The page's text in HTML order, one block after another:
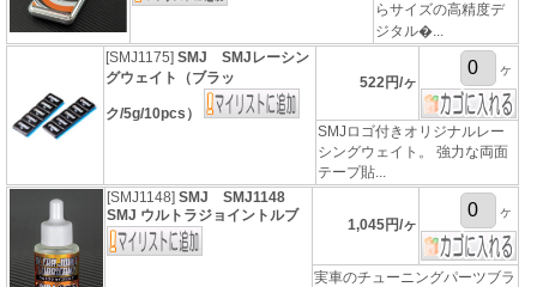
らサイズの高精度デ
ジタル�...
[SMJ1175]SMJ SMJレーシン
グウェイト（ブラッ
ク/5g/10pcs）
522円/ヶ
ヶ
SMJロゴ付きオリジナルレー
シングウェイト。 強力な両面
テープ貼...
[SMJ1148]SMJ SMJ1148
SMJ ウルトラジョイントルブ
1,045円/ヶ
ヶ
実車のチューニングパーツブラ